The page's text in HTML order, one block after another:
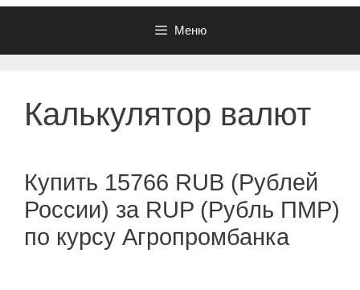
Меню
Калькулятор валют
Купить 15766 RUB (Рублей
России) за RUP (Рубль ПМР)
по курсу Агропромбанка